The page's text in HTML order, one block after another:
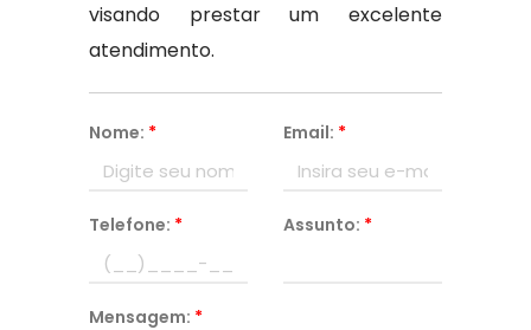
visando prestar um excelente
atendimento.
Nome: * Email: *
Telefone: * Assunto: *
Mensagem: *